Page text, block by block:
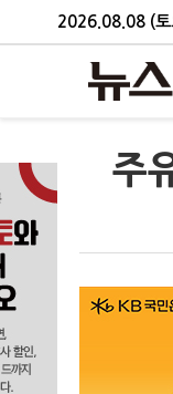
2026.08.08 (토
주